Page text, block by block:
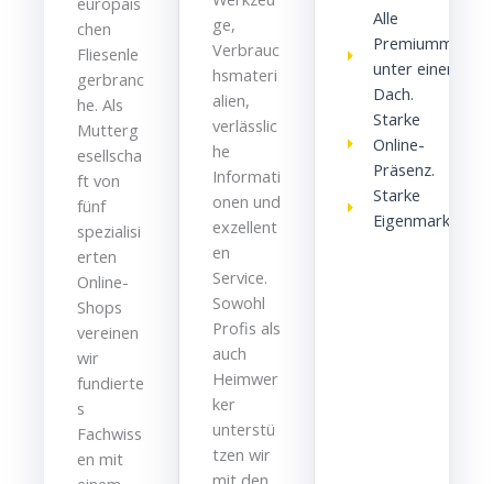
chen
Fliesenle
gerbranc
he. Als
Mutterg
esellscha
ft von
fünf
spezialisi
erten
Online-
Shops
vereinen
wir
fundierte
s
Fachwiss
en mit
ge,
Verbrauc
hsmateri
alien,
verlässlic
he
Informati
onen und
exzellent
en
Service.
Sowohl
Profis als
auch
Heimwer
ker
unterstü
tzen wir
mit den
Alle
Premiummarken
unter einem
Dach.
Starke
Online-
Präsenz.
Starke
Eigenmarke